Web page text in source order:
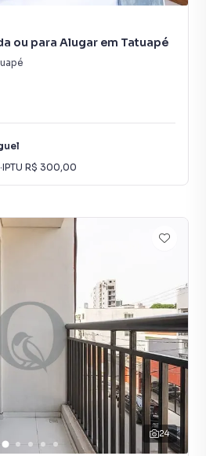
ou para Alugar em Tatuapé
·IPTU R$ 300,00
24